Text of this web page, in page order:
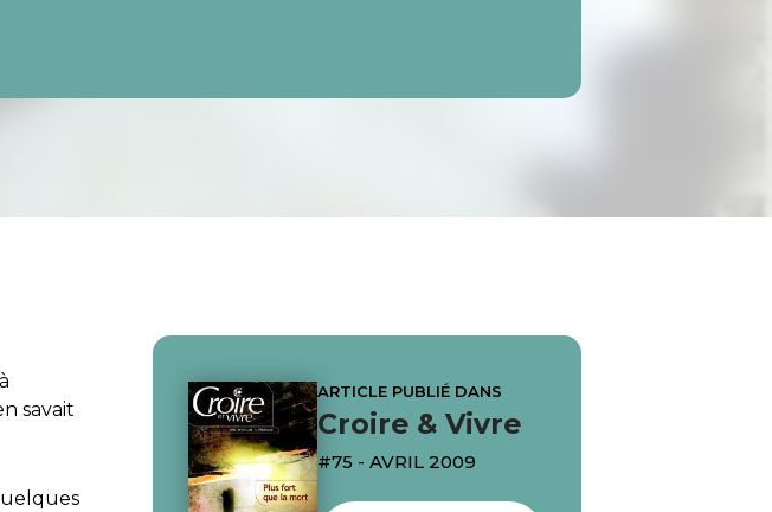
savait
ARTICLE PUBLIÉ DANS
Croire & Vivre
#75 - AVRIL 2009